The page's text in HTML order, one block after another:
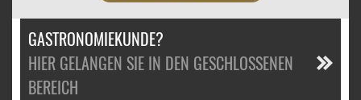
GASTRONOMIEKUNDE?
HIER GELANGEN SIE IN DEN GESCHLOSSENEN
BEREICH